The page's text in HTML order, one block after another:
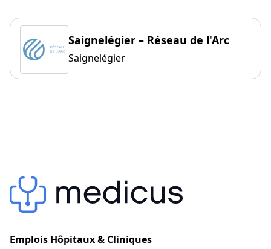
Saignelégier – Réseau de l'Arc
Saignelégier
Emplois Hôpitaux & Cliniques